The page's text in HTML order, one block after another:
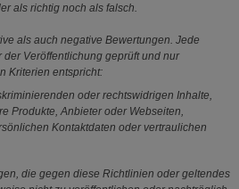
als richtig noch als falsch.
als auch negative Bewertungen. Jede
Veröffentlichung geprüft und nur
Kriterien entspricht:
oder rechtswidrigen Inhalte,
Produkte, Anbieter oder Webseiten,
Kontaktdaten oder vertraulichen
die gegen diese Richtlinien oder geltendes